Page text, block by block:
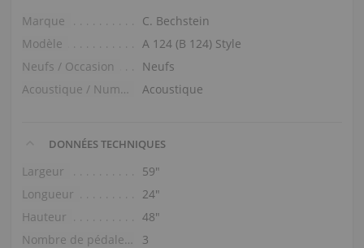
Marque
C. Bechstein
Modèle
A 124 (B 124) Style
Neufs / Occasion
Neufs
Acoustique / Numérique
Acoustique
DONNÉES TECHNIQUES
Largeur
59″
Longueur
24″
Hauteur
48″
Nombre de pédales
3